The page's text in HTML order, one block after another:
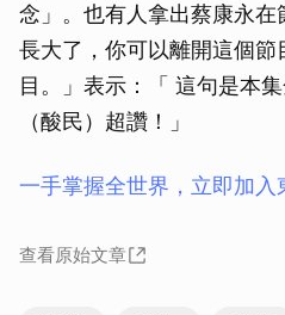
念」。也有人拿出蔡康永
長大了，你可以離開這個節
目。」表示：「 這句是本
（酸民）超讚！」
一手掌握全世界，立即加
查看原始文章